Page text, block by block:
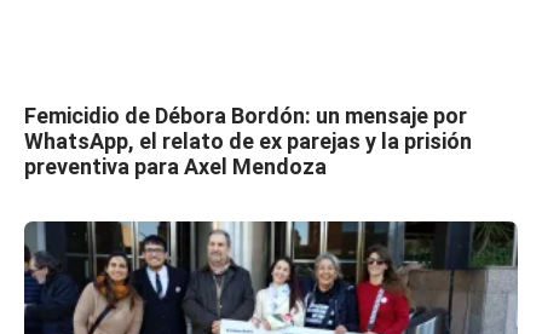
Femicidio de Débora Bordón: un mensaje por
WhatsApp, el relato de ex parejas y la prisión
preventiva para Axel Mendoza